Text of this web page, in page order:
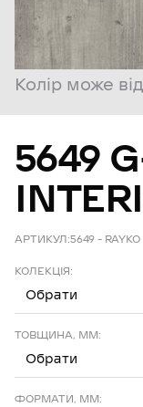
Колір може
5649
АРТИКУЛ:5649 – RAYKO
КОЛЕКЦІЯ:
Обрати
ТОВЩИНА, ММ:
Обрати
ФОРМАТИ, ММ: